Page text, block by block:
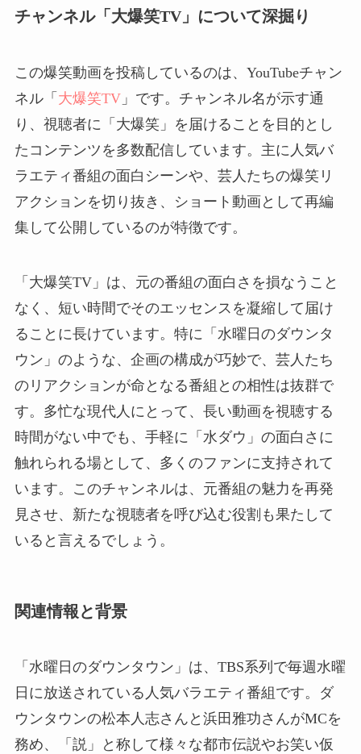
チャンネル「大爆笑TV」について深掘り
この爆笑動画を投稿しているのは、YouTubeチャン
ネル「 大爆笑TV」です。チャンネル名が示す通
り、視聴者に「大爆笑」を届けることを目的とし
たコンテンツを多数配信しています。主に人気バ
ラエティ番組の面白シーンや、芸人たちの爆笑リ
アクションを切り抜き、ショート動画として再編
集して公開しているのが特徴です。
「大爆笑TV」は、元の番組の面白さを損なうこと
なく、短い時間でそのエッセンスを凝縮して届け
ることに長けています。特に「水曜日のダウンタ
ウン」のような、企画の構成が巧妙で、芸人たち
のリアクションが命となる番組との相性は抜群で
す。多忙な現代人にとって、長い動画を視聴する
時間がない中でも、手軽に「水ダウ」の面白さに
触れられる場として、多くのファンに支持されて
います。このチャンネルは、元番組の魅力を再発
見させ、新たな視聴者を呼び込む役割も果たして
いると言えるでしょう。
関連情報と背景
「水曜日のダウンタウン」は、TBS系列で毎週水曜
日に放送されている人気バラエティ番組です。ダ
ウンタウンの松本人志さんと浜田雅功さんがMCを
務め、「説」と称して様々な都市伝説やお笑い仮